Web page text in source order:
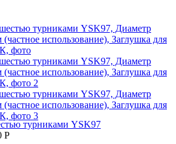
турниками YSK97
Р